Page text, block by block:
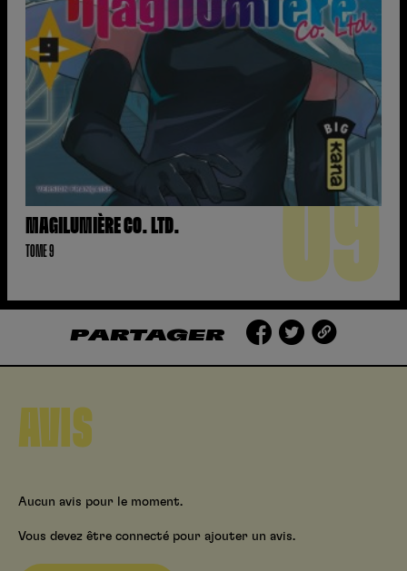
MAGILUMIÈRE CO. LTD.
TOME 9 09
PARTAGER
AVIS
Aucun avis pour le moment.
Vous devez être connecté pour ajouter un avis.